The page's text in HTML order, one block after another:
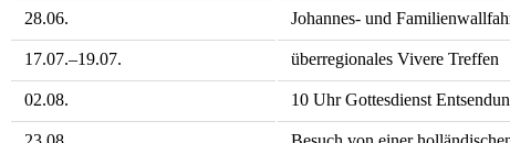
28.06. Johannes- und
17.07.–19.07. überregionales Vivere Treffen
02.08. 10 Uhr Gottesdienst